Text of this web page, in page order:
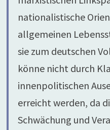
nationalistische
allgemeinen
sie zum deutschen
könne nicht durch
innenpolitischen
erreicht werden, da
Schwächung und